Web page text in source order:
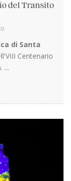
del Transito
di Santa
Centenario
...